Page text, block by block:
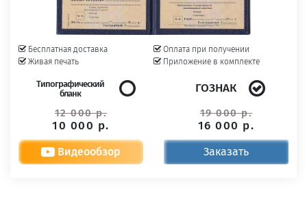
Бесплатная доставка
Живая печать
Оплата при получении
Приложение в комплекте
Типографический
бланк
12 000 р.
10 000 р.
ГОЗНАК
19 000 р.
16 000 р.
Видеообзор Заказать